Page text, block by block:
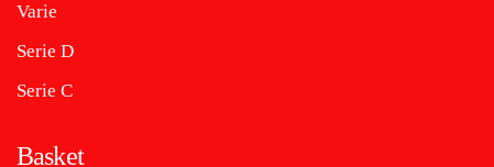
Varie
Serie D
Serie C
Basket